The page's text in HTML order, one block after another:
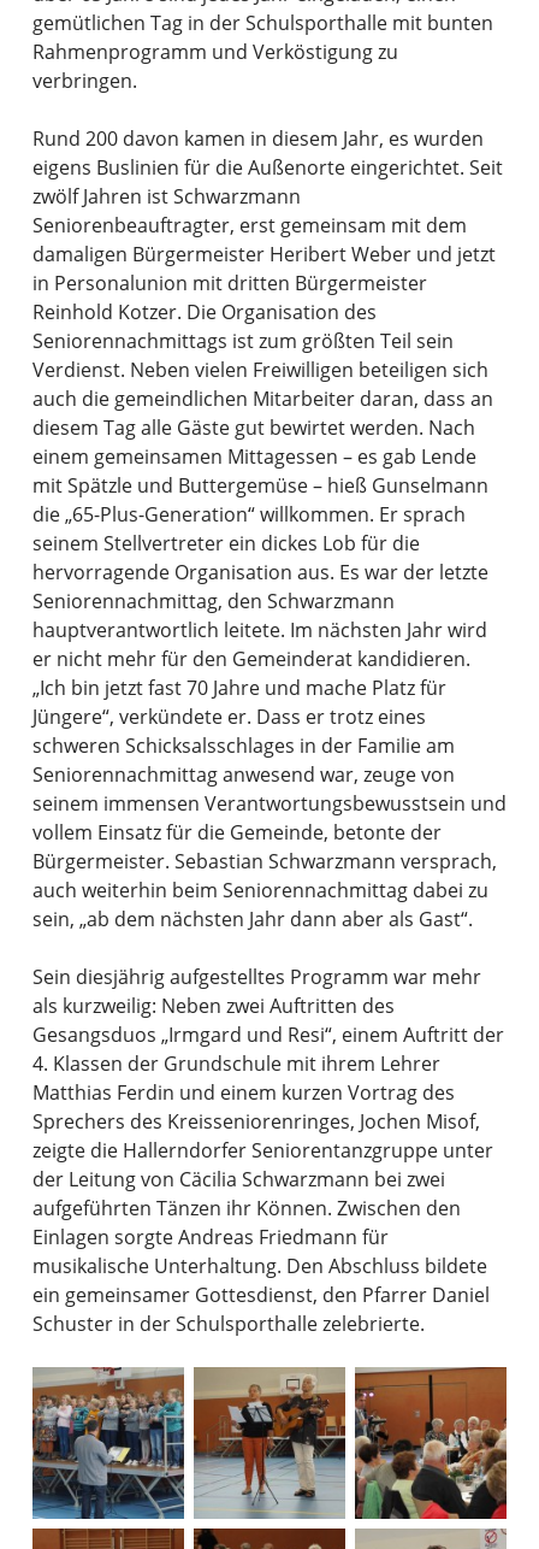
gemütlichen Tag in der Schulsporthalle mit bunten
Rahmenprogramm und Verköstigung zu
verbringen.
Rund 200 davon kamen in diesem Jahr, es wurden
eigens Buslinien für die Außenorte eingerichtet. Seit
zwölf Jahren ist Schwarzmann
Seniorenbeauftragter, erst gemeinsam mit dem
damaligen Bürgermeister Heribert Weber und jetzt
in Personalunion mit dritten Bürgermeister
Reinhold Kotzer. Die Organisation des
Seniorennachmittags ist zum größten Teil sein
Verdienst. Neben vielen Freiwilligen beteiligen sich
auch die gemeindlichen Mitarbeiter daran, dass an
diesem Tag alle Gäste gut bewirtet werden. Nach
einem gemeinsamen Mittagessen – es gab Lende
mit Spätzle und Buttergemüse – hieß Gunselmann
die „65-Plus-Generation“ willkommen. Er sprach
seinem Stellvertreter ein dickes Lob für die
hervorragende Organisation aus. Es war der letzte
Seniorennachmittag, den Schwarzmann
hauptverantwortlich leitete. Im nächsten Jahr wird
er nicht mehr für den Gemeinderat kandidieren.
„Ich bin jetzt fast 70 Jahre und mache Platz für
Jüngere“, verkündete er. Dass er trotz eines
schweren Schicksalsschlages in der Familie am
Seniorennachmittag anwesend war, zeuge von
seinem immensen Verantwortungsbewusstsein und
vollem Einsatz für die Gemeinde, betonte der
Bürgermeister. Sebastian Schwarzmann versprach,
auch weiterhin beim Seniorennachmittag dabei zu
sein, „ab dem nächsten Jahr dann aber als Gast“.
Sein diesjährig aufgestelltes Programm war mehr
als kurzweilig: Neben zwei Auftritten des
Gesangsduos „Irmgard und Resi“, einem Auftritt der
4. Klassen der Grundschule mit ihrem Lehrer
Matthias Ferdin und einem kurzen Vortrag des
Sprechers des Kreisseniorenringes, Jochen Misof,
zeigte die Hallerndorfer Seniorentanzgruppe unter
der Leitung von Cäcilia Schwarzmann bei zwei
aufgeführten Tänzen ihr Können. Zwischen den
Einlagen sorgte Andreas Friedmann für
musikalische Unterhaltung. Den Abschluss bildete
ein gemeinsamer Gottesdienst, den Pfarrer Daniel
Schuster in der Schulsporthalle zelebrierte.